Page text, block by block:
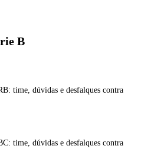
B
time, dúvidas e desfalques contra
time, dúvidas e desfalques contra